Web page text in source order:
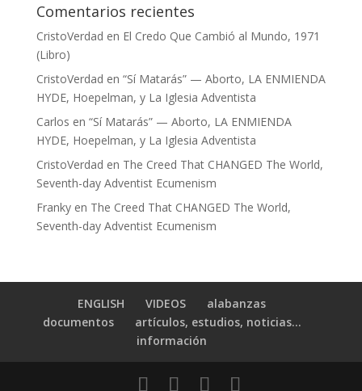
Comentarios recientes
CristoVerdad en El Credo Que Cambió al Mundo, 1971
(Libro)
CristoVerdad en “Sí Matarás” — Aborto, LA ENMIENDA
HYDE, Hoepelman, y La Iglesia Adventista
Carlos en “Sí Matarás” — Aborto, LA ENMIENDA
HYDE, Hoepelman, y La Iglesia Adventista
CristoVerdad en The Creed That CHANGED The World,
Seventh-day Adventist Ecumenism
Frankyen The Creed That CHANGED The World,
Seventh-day Adventist Ecumenism
ENGLISH VIDEOS
alabanzas
documentos
artículos, estudios, noticias…
información